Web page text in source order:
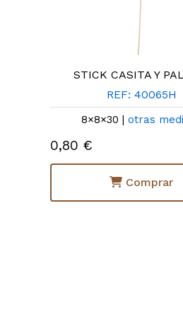
STICK CASITA Y
REF: 40065H
8×8×30 | otras
0,80 €
Comprar